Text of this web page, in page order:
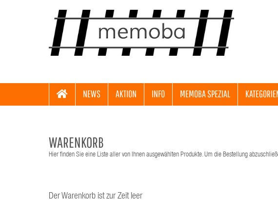
NEWS AKTION INFO MEMOBA SPEZIAL
WARENKORB
Hier finden Sie eine Liste aller von Ihnen ausgewählten Produkte. Um die Bestellung
Der Warenkorb ist zur Zeit leer